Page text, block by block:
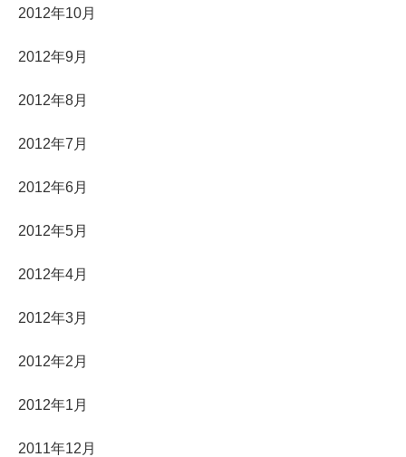
2012年10月
2012年9月
2012年8月
2012年7月
2012年6月
2012年5月
2012年4月
2012年3月
2012年2月
2012年1月
2011年12月